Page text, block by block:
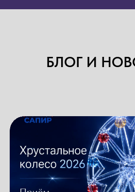
БЛОГ И